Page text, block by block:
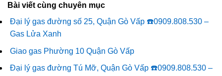
Bài viết cùng chuyên mục
Đại lý gas đường số 25, Quận Gò Vấp ☎️0909.808.530 –
Gas Lửa Xanh
Giao gas Phường 10 Quận Gò Vấp
Đại lý gas đường Tú Mỡ, Quận Gò Vấp ☎️0909.808.530 –